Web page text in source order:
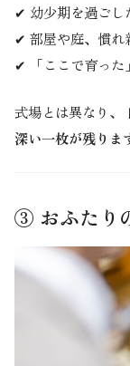
✔ 幼少期を過ごし
✔ 部屋や庭、慣れ
✔ 「ここで育った
式場とは異なり、
深い一枚が残りま
③ おふたり